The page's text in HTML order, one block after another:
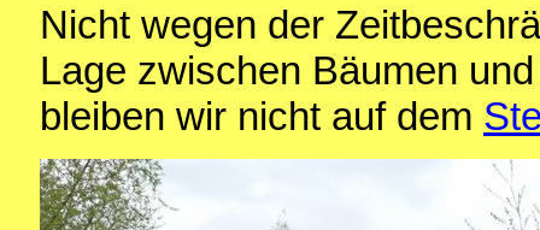
Nicht wegen der
Lage zwischen Bäumen
bleiben wir nicht auf dem